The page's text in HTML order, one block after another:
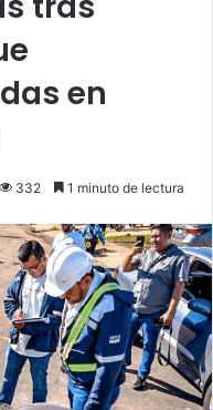
en
332 1 minuto de lectura